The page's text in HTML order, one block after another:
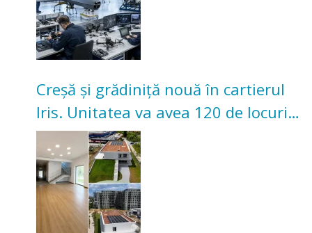
Creșă și grădiniță nouă în cartierul
Iris. Unitatea va avea 120 de locuri
pentru copii